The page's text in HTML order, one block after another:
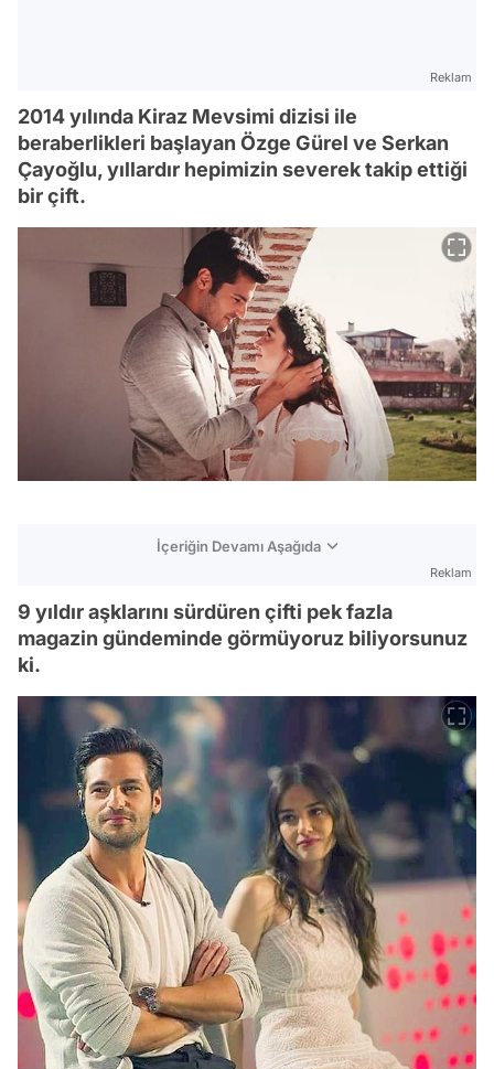
Reklam
2014 yılında Kiraz Mevsimi dizisi ile
beraberlikleri başlayan Özge Gürel ve Serkan
Çayoğlu, yıllardır hepimizin severek takip ettiği
bir çift.
İçeriğin Devamı Aşağıda
Reklam
9 yıldır aşklarını sürdüren çifti pek fazla
magazin gündeminde görmüyoruz biliyorsunuz
ki.